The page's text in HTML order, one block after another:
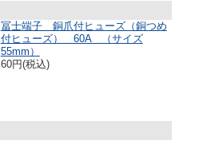
冨士端子 銅爪付ヒューズ（銅つめ
付ヒューズ） 60A （サイズ
55mm）
60円(税込)